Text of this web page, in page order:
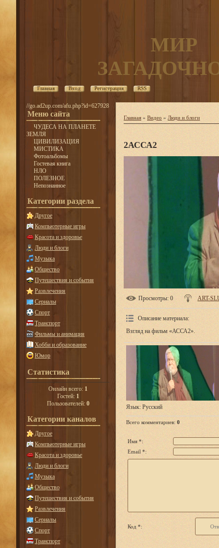
МИР
Главная Вход Регистрация RSS
//go.ad2up.com/afu.php?id=627928
Меню сайта
ЧУДЕСА НА ПЛАНЕТЕ
ЗЕМЛЯ
ЦИВИЛИЗАЦИЯ
МИСТИКА
Фотоальбомы
Гостевая книга
НЛО
ПОЛЕЗНОЕ
Непознанное
Категории раздела
Другое
Компьютерные игры
Красота и здоровье
Люди и блоги
Музыка
Общество
Путешествия и события
Развлечения
Сериалы
Спорт
Транспорт
Фильмы и анимация
Хобби и образование
Юмор
Статистика
Онлайн всего: 1
Гостей: 1
Пользователей: 0
Категории каналов
Другое
Компьютерные игры
Красота и здоровье
Люди и блоги
Музыка
Общество
Путешествия и события
Развлечения
Сериалы
Спорт
Транспорт
Главная » Видео » Люди и блоги
2АССА2
Просмотры: 0 ART-
Описание материала:
Взгляд на фильм «АССА2».
Язык: Русский
Всего комментариев: 0
Имя *:
Email *:
Код *: